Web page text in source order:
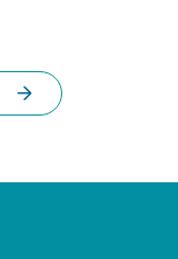
đây Danh sách